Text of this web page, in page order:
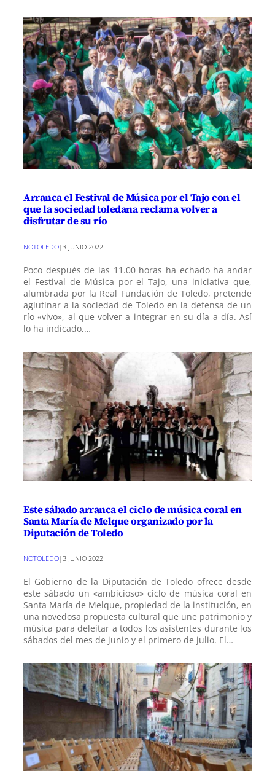
Arranca el Festival de Música por el Tajo con el
que la sociedad toledana reclama volver a
disfrutar de su río
NOTOLEDO|3 JUNIO 2022
Poco después de las 11.00 horas ha echado ha andar
el Festival de Música por el Tajo, una iniciativa que,
alumbrada por la Real Fundación de Toledo, pretende
aglutinar a la sociedad de Toledo en la defensa de un
río «vivo», al que volver a integrar en su día a día. Así
lo ha indicado,…
Este sábado arranca el ciclo de música coral en
Santa María de Melque organizado por la
Diputación de Toledo
NOTOLEDO|3 JUNIO 2022
El Gobierno de la Diputación de Toledo ofrece desde
este sábado un «ambicioso» ciclo de música coral en
Santa María de Melque, propiedad de la institución, en
una novedosa propuesta cultural que une patrimonio y
música para deleitar a todos los asistentes durante los
sábados del mes de junio y el primero de julio. El…